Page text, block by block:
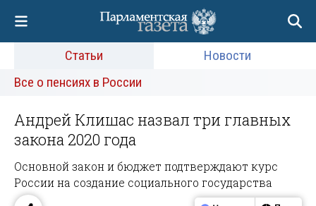
Статьи
Новости
Все о пенсиях в России
Андрей Клишас назвал три главных
закона 2020 года
Основной закон и бюджет подтверждают курс
России на создание социального государства